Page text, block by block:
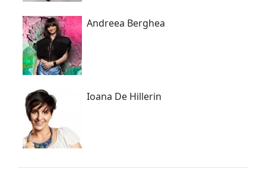
Andreea Berghea
Ioana De Hillerin